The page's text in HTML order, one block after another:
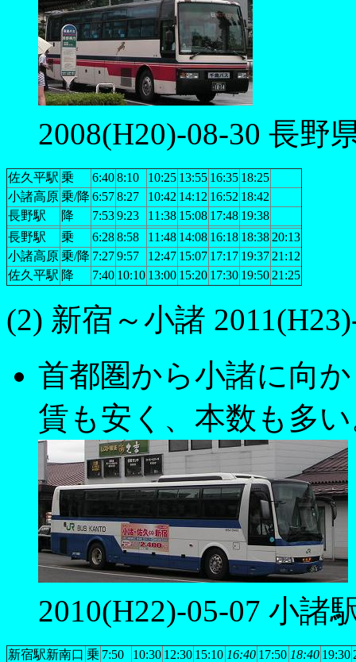
2008(H20)-08-30 長野
佐久平駅 乗 6:408:10 10:25 13:55 16:35 18:25
小諸高原乗/降 6:578:27 10:42 14:12 16:52 18:42
長野駅
降 7:539:23 11:38 15:08 17:48 19:38
長野駅
乗 6:288:58 11:48 14:08 16:18 18:38 20:13
小諸高原乗/降 7:279:57 12:47 15:07 17:17 19:37 21:12
佐久平駅 降 7:40 10:10 13:00 15:20 17:30 19:50 21:25
(2) 新宿～小諸
首都圏から小諸に向
賃も安く、本数も多
2010(H22)-05-07 小諸
新宿駅新南口 乗 7:50 10:30 12:30 15:10 16:40 17:50 18:40 19:30